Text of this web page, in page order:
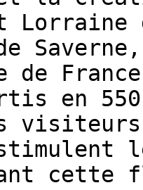
Lorraine
de
en
visiteurs
cette